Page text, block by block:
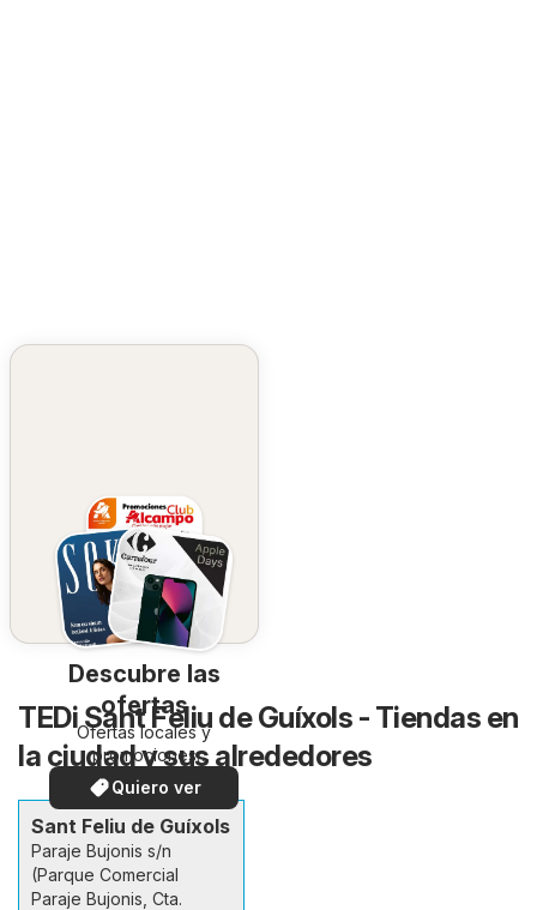
Descubre las
ofertas
Ofertas locales y
promociones
especiales.
Quiero ver
TEDi Sant Feliu de Guíxols - Tiendas en
la ciudad y sus alrededores
Sant Feliu de Guíxols
Paraje Bujonis s/n
(Parque Comercial
Paraje Bujonis, Cta.